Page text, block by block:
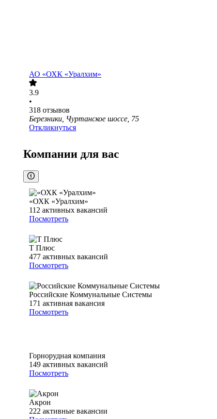
АО «ОХК «Уралхим»
3.9
•
318 отзывов
Березники, Чуртанское шоссе, 75
Откликнуться
Компании для вас
«ОХК «Уралхим»
112 активных вакансий
Посмотреть
Т Плюс
477 активных вакансий
Посмотреть
Российские Коммунальные Системы
171 активная вакансия
Посмотреть
Горнорудная компания
149 активных вакансий
Посмотреть
Акрон
222 активные вакансии